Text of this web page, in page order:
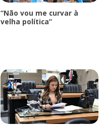
“Não vou me curvar à
velha política”